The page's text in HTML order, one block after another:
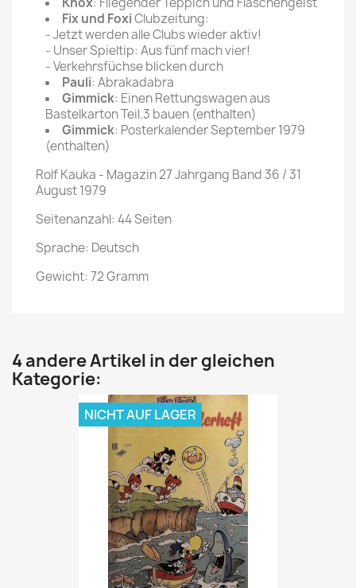
Fix und FoxiClubzeitung:
- Jetzt werden alle Clubs wieder aktiv!
- Unser Spieltip: Aus fünf mach vier!
- Verkehrsfüchse blicken durch
Pauli: Abrakadabra
Gimmick: Einen Rettungswagen aus
Bastelkarton Teil.3 bauen (enthalten)
Gimmick: Posterkalender September 1979
(enthalten)
Rolf Kauka - Magazin 27 Jahrgang Band 36 / 31
August 1979
Seitenanzahl: 44 Seiten
Sprache: Deutsch
Gewicht: 72 Gramm
4 andere Artikel in der gleichen
Kategorie:
NICHT AUF LAGER